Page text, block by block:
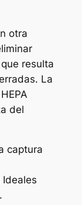
otra
resulta
La
del
captura
Ideales